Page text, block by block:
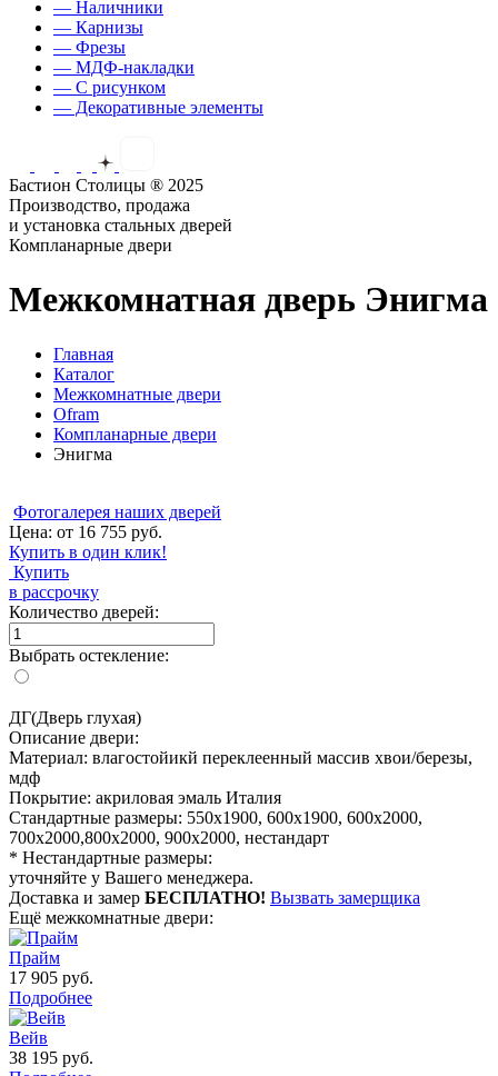
— Наличники
— Карнизы
— Фрезы
— МДФ-накладки
— С рисунком
— Декоративные элементы
Бастион Столицы ® 2025
Производство, продажа
и установка стальных дверей
Компланарные двери
Межкомнатная дверь Энигма
Главная
Каталог
Межкомнатные двери
Ofram
Компланарные двери
Энигма
Фотогалерея наших дверей
Цена: от 16 755 руб.
Купить в один клик!
Купить
в рассрочку
Количество дверей:
Выбрать остекление:
ДГ(Дверь глухая)
Описание двери:
Материал: влагостойикй переклеенный массив хвои/березы,
мдф
Покрытие: акриловая эмаль Италия
Стандартные размеры: 550х1900, 600х1900, 600х2000,
700х2000,800х2000, 900х2000, нестандарт
* Нестандартные размеры:
уточняйте у Вашего менеджера.
Доставка и замер БЕСПЛАТНО! Вызвать замерщика
Ещё межкомнатные двери:
Прайм
17 905 руб.
Подробнее
Вейв
38 195 руб.